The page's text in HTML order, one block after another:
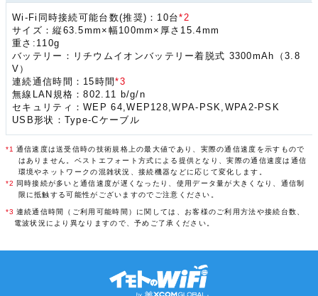
Wi-Fi同時接続可能台数(推奨)：10台*2
サイズ：縦63.5mm×幅100mm×厚さ15.4mm
重さ:110g
バッテリー：リチウムイオンバッテリー着脱式 3300mAh（3.8
V）
連続通信時間：15時間*3
無線LAN規格：802.11 b/g/n
セキュリティ：WEP 64,WEP128,WPA-PSK,WPA2-PSK
USB形状：Type-Cケーブル
*1 通信速度は送受信時の技術規格上の最大値であり、実際の通信速度を示すもので
はありません。ベストエフォート方式による提供となり、実際の通信速度は通信
環境やネットワークの混雑状況、接続機器などに応じて変化します。
*2
同時接続が多いと通信速度が遅くなったり、使用データ量が大きくなり、通信制
限に抵触する可能性がございますのでご注意ください。
*3 連続通信時間（ご利用可能時間）に関しては、お客様のご利用方法や接続台数、
電波状況により異なりますので、予めご了承ください。